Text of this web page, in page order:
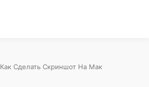
Как Сделать Скриншот На Мак